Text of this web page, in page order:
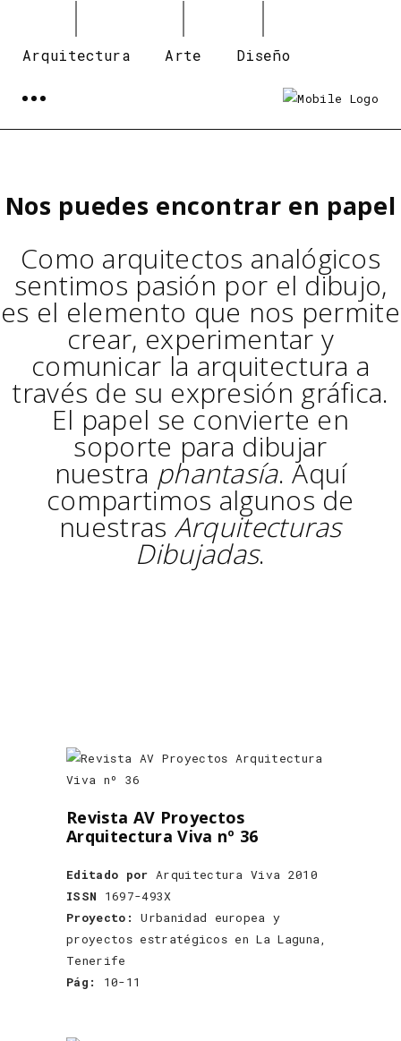
Arquitectura Arte Diseño
Nos puedes encontrar en papel
Como arquitectos analógicos
sentimos pasión por el dibujo,
es el elemento que nos permite
crear, experimentar y
comunicar la arquitectura a
través de su expresión gráfica.
El papel se convierte en
soporte para dibujar
nuestra phantasía. Aquí
compartimos algunos de
nuestras Arquitecturas
Dibujadas.
Revista AV Proyectos
Arquitectura Viva nº 36
Editado por Arquitectura Viva 2010
ISSN 1697-493X
Proyecto:
Urbanidad europea y
proyectos estratégicos en La Laguna,
Tenerife
Pág:
10-11